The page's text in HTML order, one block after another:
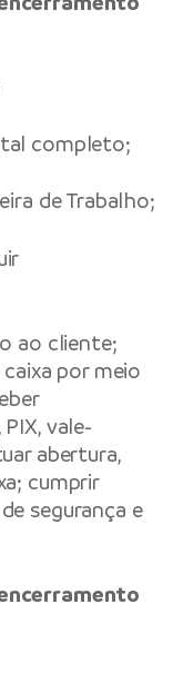
completo;
de Trabalho;
ao cliente;
por meio
vale-
abertura,
cumprir
segurança e